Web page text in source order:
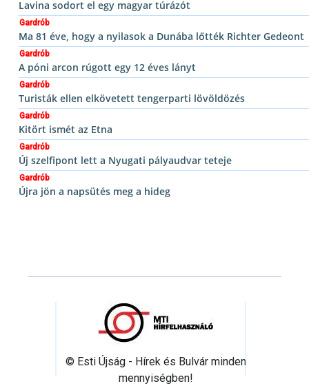
Lavina sodort el egy magyar túrázót
Gardrób
Ma 81 éve, hogy a nyilasok a Dunába lőtték Richter Gedeont
Gardrób
A póni arcon rúgott egy 12 éves lányt
Gardrób
Turisták ellen elkövetett tengerparti lövöldözés
Gardrób
Kitört ismét az Etna
Gardrób
Új szelfipont lett a Nyugati pályaudvar teteje
Gardrób
Újra jön a napsütés meg a hideg
© Esti Újság - Hírek és Bulvár minden
mennyiségben!